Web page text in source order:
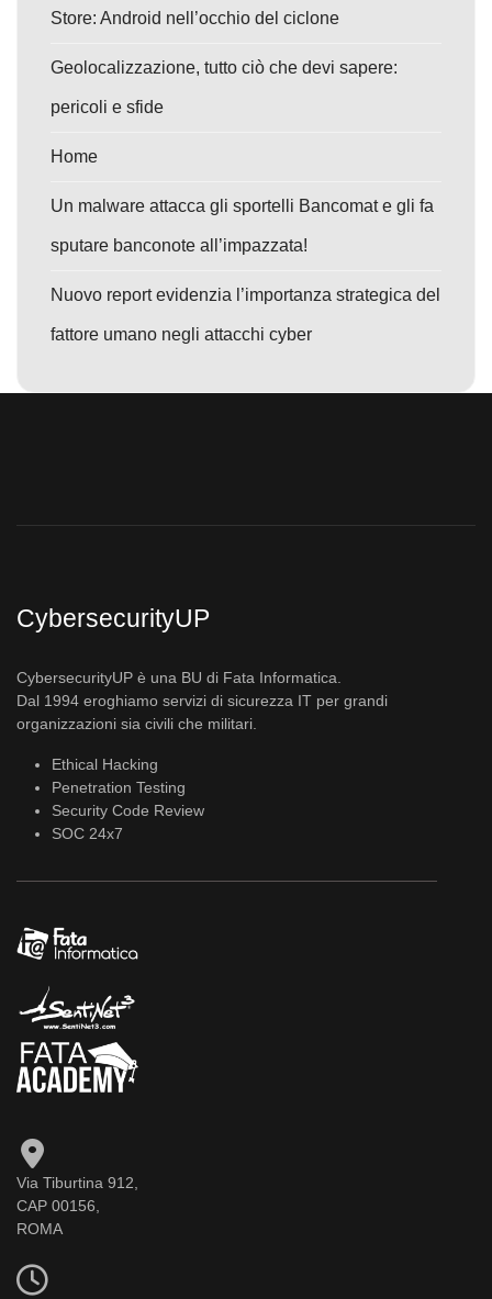
Store: Android nell’occhio del ciclone
Geolocalizzazione, tutto ciò che devi sapere:
pericoli e sfide
Home
Un malware attacca gli sportelli Bancomat e gli fa
sputare banconote all’impazzata!
Nuovo report evidenzia l’importanza strategica del
fattore umano negli attacchi cyber
CybersecurityUP
CybersecurityUP è una BU di Fata Informatica.
Dal 1994 eroghiamo servizi di sicurezza IT per grandi
organizzazioni sia civili che militari.
Ethical Hacking
Penetration Testing
Security Code Review
SOC 24x7
Via Tiburtina 912,
CAP 00156,
ROMA